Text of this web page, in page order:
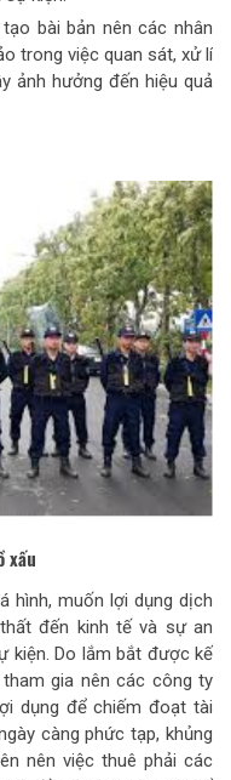
bài bản nên các nhân
trong việc quan sát, xử lí
ảnh hưởng đến hiệu quả
xấu
hình, muốn lợi dụng dịch
đến kinh tế và sự an
kiện. Do lắm bắt được kế
gia nên các công ty
dụng để chiếm đoạt tài
càng phức tạp, khủng
nên việc thuê phải các